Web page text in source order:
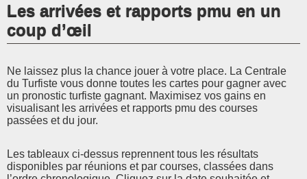
Les arrivées et rapports pmu en un
coup d’œil
Ne laissez plus la chance jouer à votre place. La Centrale
du Turfiste vous donne toutes les cartes pour gagner avec
un pronostic turfiste gagnant. Maximisez vos gains en
visualisant les arrivées et rapports pmu des courses
passées et du jour.
Les tableaux ci-dessus reprennent tous les résultats
disponibles par réunions et par courses, classées dans